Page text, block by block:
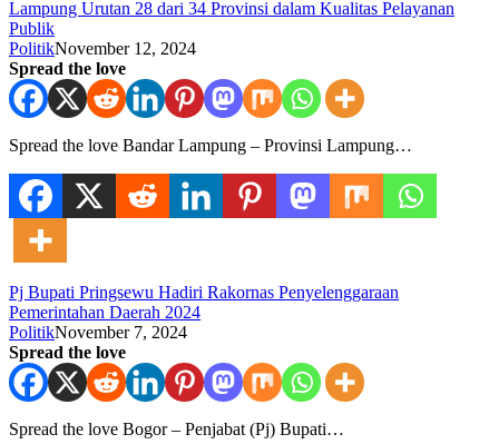
Lampung Urutan 28 dari 34 Provinsi dalam Kualitas Pelayanan
Publik
PolitikNovember 12, 2024
Spread the love
Spread the love Bandar Lampung – Provinsi Lampung…
Pj Bupati Pringsewu Hadiri Rakornas Penyelenggaraan
Pemerintahan Daerah 2024
PolitikNovember 7, 2024
Spread the love
Spread the love Bogor – Penjabat (Pj) Bupati…